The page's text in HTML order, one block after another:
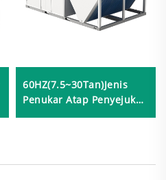
60HZ(7.5~30Tan)Jenis
Penukar Atap Penyejuk
Udara